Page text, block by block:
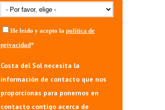
He leído y acepto la política de
privacidad*
Costa del Sol necesita la
información de contacto que nos
proporcionas para ponernos en
contacto contigo acerca de